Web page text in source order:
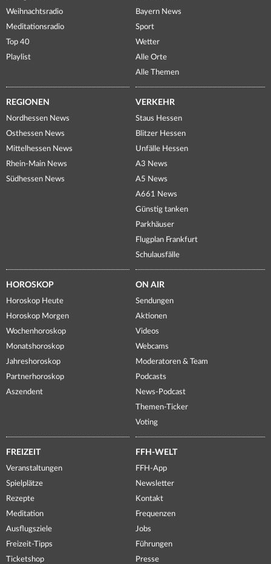
Weihnachtsradio
Meditationsradio
Top 40
Playlist
Bayern News
Sport
Wetter
Alle Orte
Alle Themen
REGIONEN
Nordhessen News
Osthessen News
Mittelhessen News
Rhein-Main News
Südhessen News
VERKEHR
Staus Hessen
Blitzer Hessen
Unfälle Hessen
A3 News
A5 News
A661 News
Günstig tanken
Parkhäuser
Flugplan Frankfurt
Schulausfälle
HOROSKOP
Horoskop Heute
Horoskop Morgen
Wochenhoroskop
Monatshoroskop
Jahreshoroskop
Partnerhoroskop
Aszendent
ON AIR
Sendungen
Aktionen
Videos
Webcams
Moderatoren & Team
Podcasts
News-Podcast
Themen-Ticker
Voting
FREIZEIT
Veranstaltungen
Spielplätze
Rezepte
Meditation
Ausflugsziele
Freizeit-Tipps
Ticketshop
FFH-WELT
FFH-App
Newsletter
Kontakt
Frequenzen
Jobs
Führungen
Presse